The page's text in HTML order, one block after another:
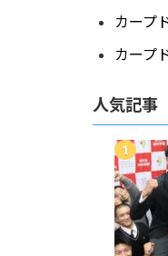
カープ
カープ
人気記事